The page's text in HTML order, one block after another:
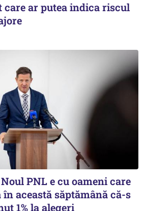
care ar putea indica riscul
PNL e cu oameni care
în această săptămână că-s
1% la alegeri